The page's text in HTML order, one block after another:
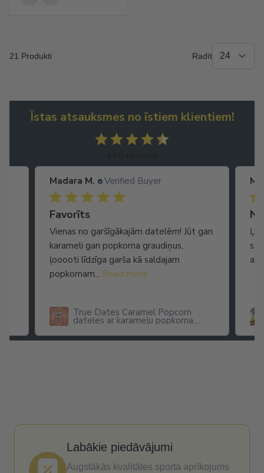
21 Produkti Radīt
Īstas atsauksmes no īstiem klientiem!
Madara M. Verified Buyer
Favorīts
Vienas no garšīgākajām datelēm! Jūt gan
karameli gan popkorna graudiņus,
ļooooti līdzīga garša kā saldajam
popkornam... Read more
True Dates Caramel Popcorn
dateles ar karameļu popkorna
arī
Labākie piedāvājumi
Augstākās kvalitātes sporta aprīkojums